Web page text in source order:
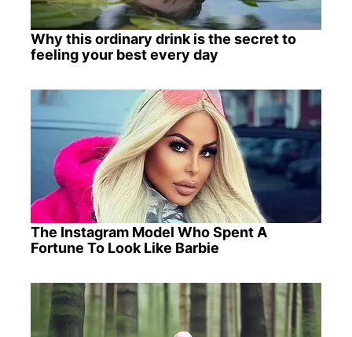
Why this ordinary drink is the secret to
feeling your best every day
The Instagram Model Who Spent A
Fortune To Look Like Barbie